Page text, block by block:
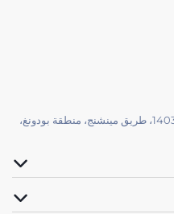
الطابق 18، برج شنغهاي للمعلومات، رقم 1403، طريق مينشنج، منطقة بودونغ،